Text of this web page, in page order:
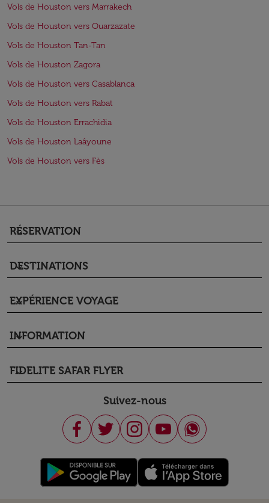
Vols de Houston vers Marrakech
Vols de Houston vers Ouarzazate
Vols de Houston Tan-Tan
Vols de Houston Zagora
Vols de Houston vers Casablanca
Vols de Houston vers Rabat
Vols de Houston Errachidia
Vols de Houston Laâyoune
Vols de Houston vers Fès
RÉSERVATION
keyboard_arrow_down
DESTINATIONS
keyboard_arrow_down
EXPÉRIENCE VOYAGE
keyboard_arrow_down
INFORMATION
keyboard_arrow_down
FIDELITE SAFAR FLYER
keyboard_arrow_down
Suivez-nous